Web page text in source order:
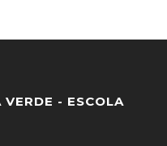
- ESCOLA